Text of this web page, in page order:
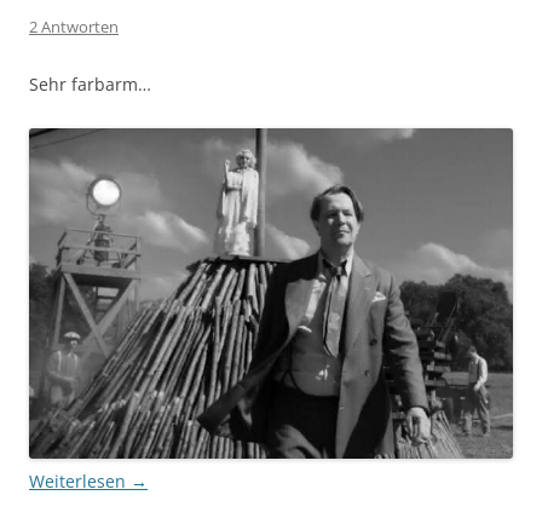
2 Antworten
Sehr farbarm…
Weiterlesen →